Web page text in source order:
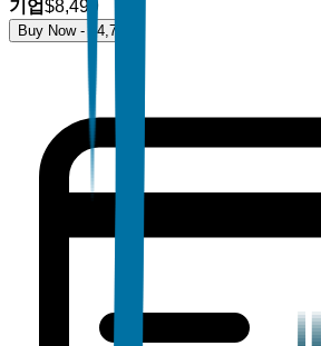
기업$8,499
Buy Now - $ 4,700